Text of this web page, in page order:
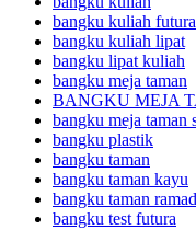
bangku kuliah futura
bangku kuliah lipat
bangku lipat kuliah
bangku meja taman
BANGKU MEJA
bangku meja taman
bangku plastik
bangku taman
bangku taman kayu
bangku taman
bangku test futura